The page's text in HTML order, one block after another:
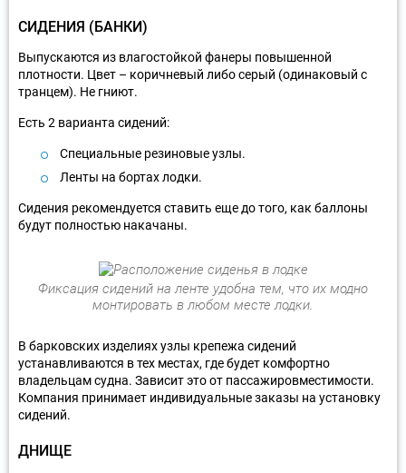
СИДЕНИЯ (БАНКИ)
Выпускаются из влагостойкой фанеры повышенной
плотности. Цвет – коричневый либо серый (одинаковый с
транцем). Не гниют.
Есть 2 варианта сидений:
Специальные резиновые узлы.
Ленты на бортах лодки.
Сидения рекомендуется ставить еще до того, как баллоны
будут полностью накачаны.
Фиксация сидений на ленте удобна тем, что их модно
монтировать в любом месте лодки.
В барковских изделиях узлы крепежа сидений
устанавливаются в тех местах, где будет комфортно
владельцам судна. Зависит это от пассажировместимости.
Компания принимает индивидуальные заказы на установку
сидений.
ДНИЩЕ